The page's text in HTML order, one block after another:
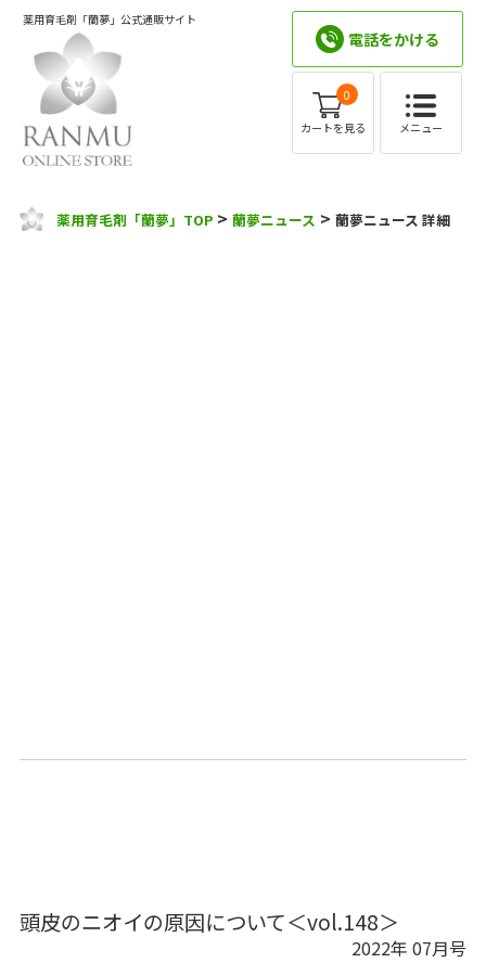
薬用育毛剤「蘭夢」公式通販サイト
電話をかける
0
カートを見る メニュー
薬用育毛剤「蘭夢」TOP >蘭夢ニュース >蘭夢ニュース 詳細
頭皮のニオイの原因について＜vol.148＞
2022年 07月号